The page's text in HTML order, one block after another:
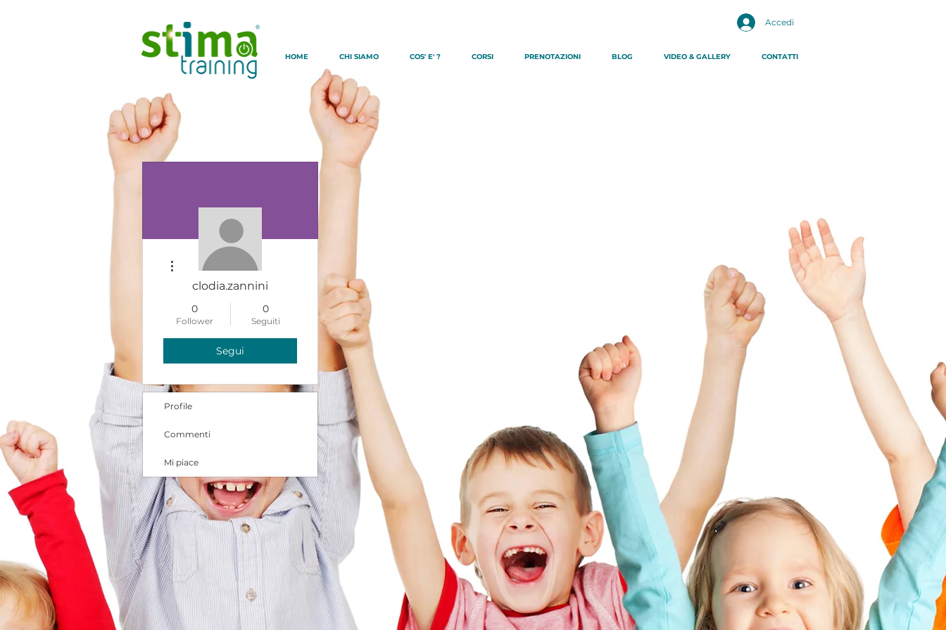
Accedi
HOME CHI SIAMO COS' E' ? CORSI PRENOTAZIONI BLOG VIDEO & GALLERY CONTATTI
clodia.zannini
0
Follower
0
Seguiti
Segui
Altre azioni
Profile
Commenti
Mi piace